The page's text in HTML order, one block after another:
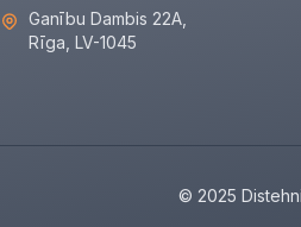
Ganību Dambis 22A,
Rīga, LV-1045
© 2025